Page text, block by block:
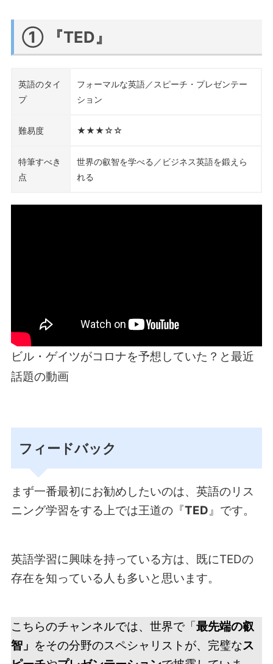
① 『TED』
英語のタイ
プ
フォーマルな英語／スピーチ・プレゼンテー
ション
難易度 ★★★☆☆
特筆すべき
点
世界の叡智を学べる／ビジネス英語を鍛えら
れる
ビル・ゲイツがコロナを予想していた？と最近
話題の動画
フィードバック
まず一番最初にお勧めしたいのは、英語のリス
ニング学習をする上では王道の『TED』です。
英語学習に興味を持っている方は、既にTEDの
存在を知っている人も多いと思います。
こちらのチャンネルでは、世界で「最先端の叡
智」 をその分野のスペシャリストが、完璧なス